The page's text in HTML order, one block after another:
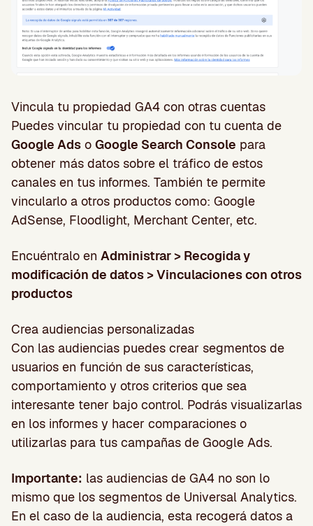
Vincula tu propiedad GA4 con otras cuentas
Puedes vincular tu propiedad con tu cuenta de
Google Ads o Google Search Console para
obtener más datos sobre el tráfico de estos
canales en tus informes. También te permite
vincularlo a otros productos como: Google
AdSense, Floodlight, Merchant Center, etc.
Encuéntralo en Administrar > Recogida y
modificación de datos > Vinculaciones con otros
productos
Crea audiencias personalizadas
Con las audiencias puedes crear segmentos de
usuarios en función de sus características,
comportamiento y otros criterios que sea
interesante tener bajo control. Podrás visualizarlas
en los informes y hacer comparaciones o
utilizarlas para tus campañas de Google Ads.
Importante: las audiencias de GA4 no son lo
mismo que los segmentos de Universal Analytics.
En el caso de la audiencia, esta recogerá datos a